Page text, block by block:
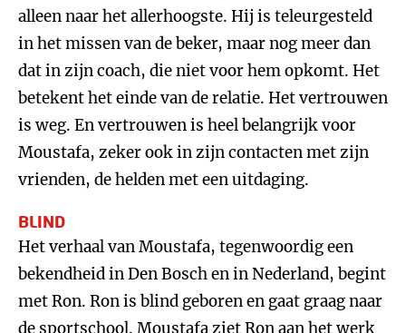
alleen naar het allerhoogste. Hij is teleurgesteld
in het missen van de beker, maar nog meer dan
dat in zijn coach, die niet voor hem opkomt. Het
betekent het einde van de relatie. Het vertrouwen
is weg. En vertrouwen is heel belangrijk voor
Moustafa, zeker ook in zijn contacten met zijn
vrienden, de helden met een uitdaging.
BLIND
Het verhaal van Moustafa, tegenwoordig een
bekendheid in Den Bosch en in Nederland, begint
met Ron. Ron is blind geboren en gaat graag naar
de sportschool. Moustafa ziet Ron aan het werk